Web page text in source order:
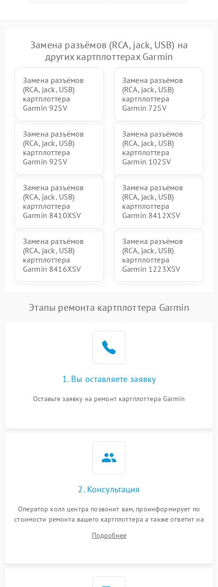
Замена разъёмов (RCA, jack, USB) на
других картплоттерах Garmin
Замена разъёмов
(RCA, jack, USB)
картплоттера
Garmin 92SV
Замена разъёмов
(RCA, jack, USB)
картплоттера
Garmin 72SV
Замена разъёмов
(RCA, jack, USB)
картплоттера
Garmin 92SV
Замена разъёмов
(RCA, jack, USB)
картплоттера
Garmin 102SV
Замена разъёмов
(RCA, jack, USB)
картплоттера
Garmin 8410XSV
Замена разъёмов
(RCA, jack, USB)
картплоттера
Garmin 8412XSV
Замена разъёмов
(RCA, jack, USB)
картплоттера
Garmin 8416XSV
Замена разъёмов
(RCA, jack, USB)
картплоттера
Garmin 1223XSV
Этапы ремонта картплоттера Garmin
1. Вы оставляете заявку
Оставьте заявку на ремонт картплоттера Garmin
2. Консультация
Оператор колл центра позвонит вам, проинформирует по
стоимости ремонта вашего картплоттера а также ответит на
Подробнее